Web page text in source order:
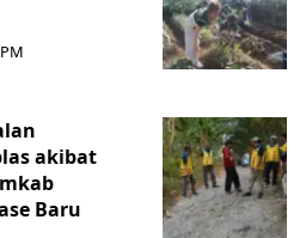
akibat
Baru